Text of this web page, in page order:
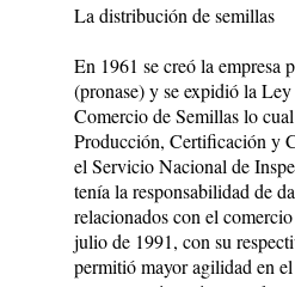
La distribución de semillas
En 1961 se creó la empresa
(pronase) y se expidió la
Comercio de Semillas lo
Producción, Certificación y
el Servicio Nacional de
tenía la res­ponsabilidad de
relacionados con el
julio de 1991, con su
permitió mayor agilidad en